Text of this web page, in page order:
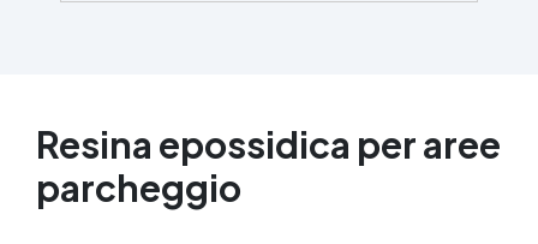
all'uso! Massima resistenza all'usura: il
semplice: la formulazione ad asciugatura
veloce consente di completare l'intero
processo in un solo giorno, anche per utenti
non professionisti.​ Finitura estetica
Resina epossidica per aree
parcheggio